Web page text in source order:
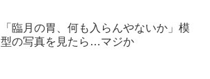
「臨月の胃、何も入らんやないか」模
型の写真を見たら…マジか